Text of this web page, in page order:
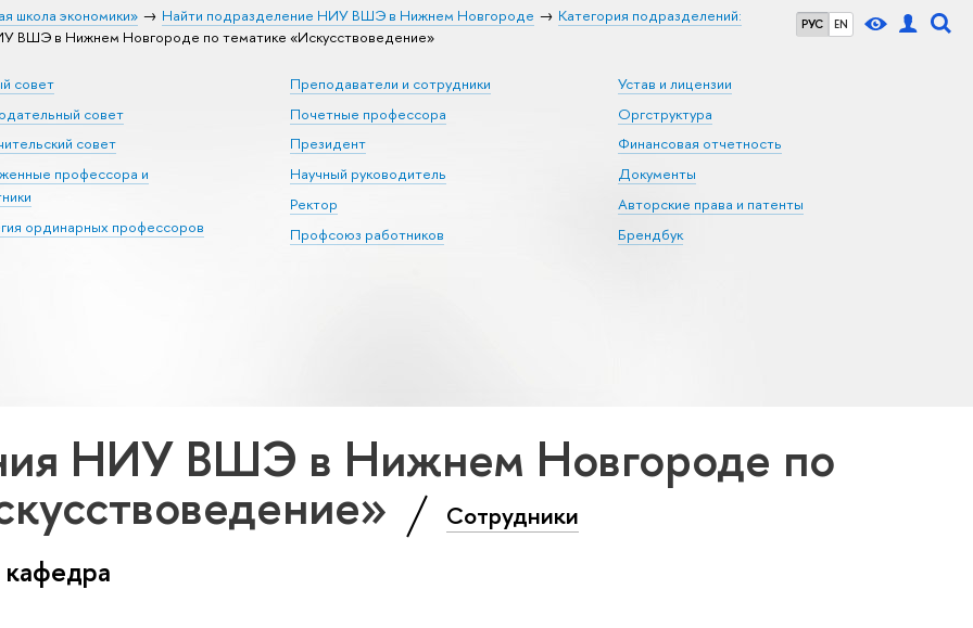
РУС EN
школа экономики» Найти подразделение НИУ ВШЭ в Нижнем Новгороде
Категория подразделений:
ВШЭ в Нижнем Новгороде по тематике «Искусствоведение»
совет
совет
совет
профессора и
ординарных профессоров
Преподаватели и сотрудники
Почетные профессора
Президент
Научный руководитель
Ректор
Профсоюз работников
Устав и лицензии
Оргструктура
Финансовая отчетность
Документы
Авторские права и патенты
Брендбук
НИУ ВШЭ в Нижнем Новгороде по
Сотрудники